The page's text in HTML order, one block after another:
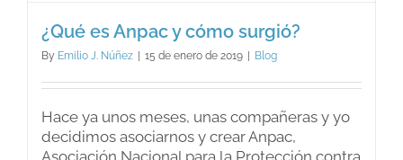
¿Qué es Anpac y cómo surgió?
By Emilio J. Núñez 15 de enero de 2019 Blog
Hace ya unos meses, unas compañeras y yo
decidimos asociarnos y crear Anpac,